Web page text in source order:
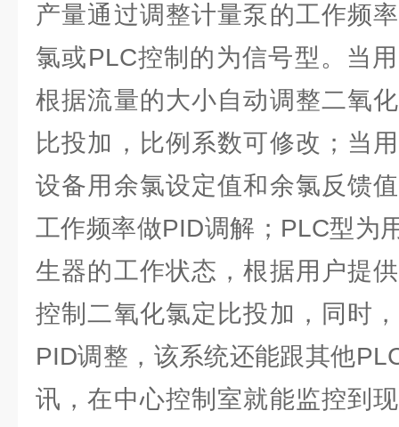
产量通过调整计量泵的工作频
氯或PLC控制的为信号型。当
根据流量的大小自动调整二氧
比投加，比例系数可修改；当
设备用余氯设定值和余氯反馈
工作频率做PID调解；PLC型为
生器的工作状态，根据用户提
控制二氧化氯定比投加，同时
PID调整，该系统还能跟其他
讯，在中心控制室就能监控到